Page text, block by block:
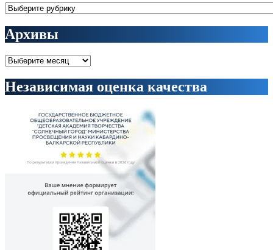
Рубрики
Архивы
Архивы
Независимая оценка качества